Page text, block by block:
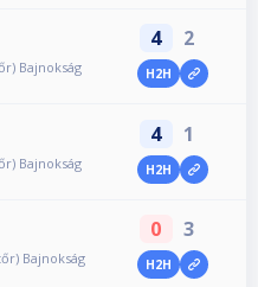
Bajnokság
4 2
H2H
Bajnokság
4 1
H2H
Bajnokság
0 3
H2H